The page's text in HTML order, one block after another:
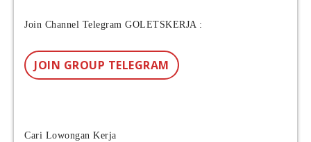
Join Channel Telegram GOLETSKERJA :
JOIN GROUP TELEGRAM
Cari Lowongan Kerja